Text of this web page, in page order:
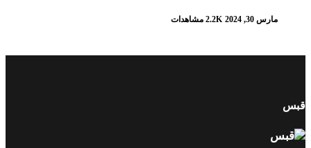
مارس 30, 2024 2.2K مشاهدات
قبس